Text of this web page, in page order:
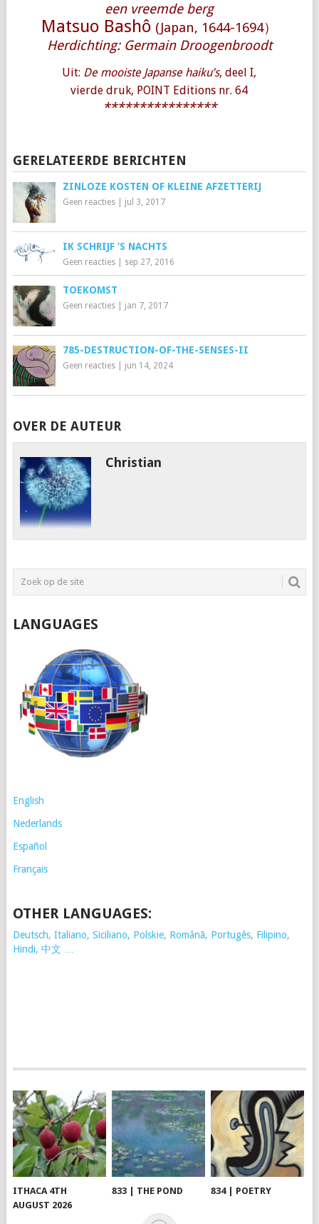
een vreemde berg
Matsuo Bashô (Japan, 1644-1694）
Herdichting: Germain Droogenbroodt
Uit: De mooiste Japanse haiku’s, deel I,
vierde druk, POINT Editions nr. 64
****************
GERELATEERDE BERICHTEN
ZINLOZE KOSTEN OF KLEINE AFZETTERIJ
Geen reacties| jul 3, 2017
IK SCHRIJF ’S NACHTS
Geen reacties| sep 27, 2016
TOEKOMST
Geen reacties| jan 7, 2017
785-DESTRUCTION-OF-THE-SENSES-II
Geen reacties| jun 14, 2024
OVER DE AUTEUR
Christian
LANGUAGES
English
Nederlands
Español
Français
OTHER LANGUAGES:
Deutsch, Italiano, Siciliano, Polskie, Românã, Portugês, Filipino,
Hindi, 中文 …
ITHACA 4TH
AUGUST 2026
833 | THE POND 834 | POETRY